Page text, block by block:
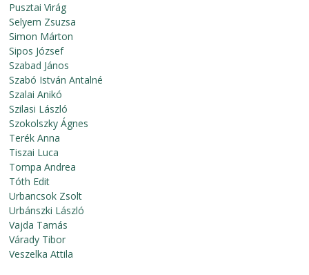
Pusztai Virág
Selyem Zsuzsa
Simon Márton
Sipos József
Szabad János
Szabó István Antalné
Szalai Anikó
Szilasi László
Szokolszky Ágnes
Terék Anna
Tiszai Luca
Tompa Andrea
Tóth Edit
Urbancsok Zsolt
Urbánszki László
Vajda Tamás
Várady Tibor
Veszelka Attila